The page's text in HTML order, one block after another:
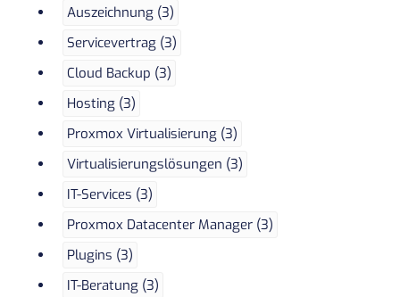
Auszeichnung (3)
Servicevertrag (3)
Cloud Backup (3)
Hosting (3)
Proxmox Virtualisierung (3)
Virtualisierungslösungen (3)
IT-Services (3)
Proxmox Datacenter Manager (3)
Plugins (3)
IT-Beratung (3)